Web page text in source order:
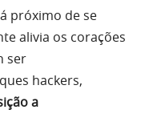
próximo de se
alivia os corações
ser
hackers,
a